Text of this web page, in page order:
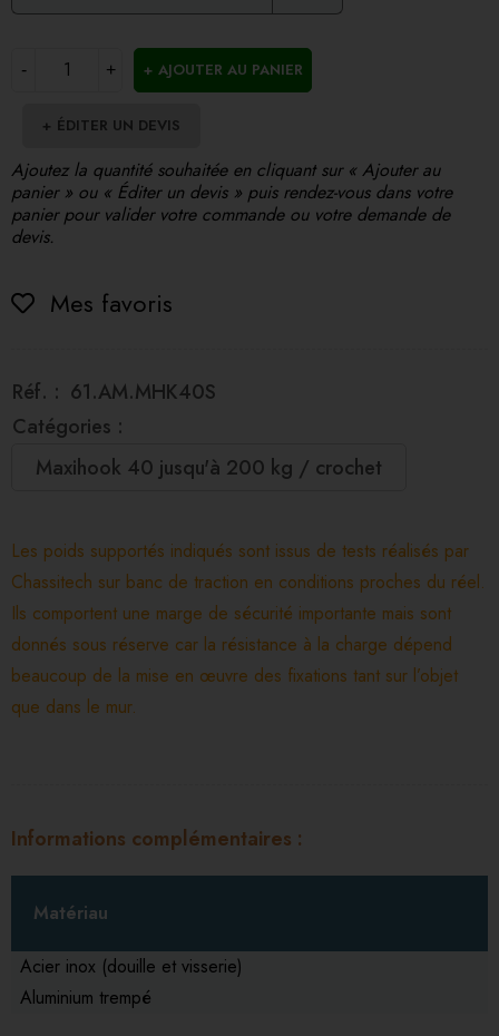
AJOUTER AU PANIER
ÉDITER UN DEVIS
Ajoutez la quantité souhaitée en cliquant sur « Ajouter au
panier » ou « Éditer un devis » puis rendez-vous dans votre
panier pour valider votre commande ou votre demande de
devis.
Mes favoris
Réf. : 61.AM.MHK40S
Catégories :
Maxihook 40 jusqu'à 200 kg / crochet
Les poids supportés indiqués sont issus de tests réalisés par
Chassitech sur banc de traction en conditions proches du réel.
Ils comportent une marge de sécurité importante mais sont
donnés sous réserve car la résistance à la charge dépend
beaucoup de la mise en œuvre des fixations tant sur l’objet
que dans le mur.
Informations complémentaires
Matériau
Acier inox (douille et visserie)
Aluminium trempé